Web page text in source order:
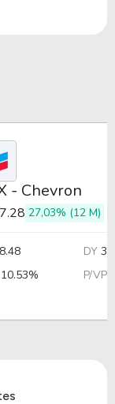
- Chevron
27,03% (12 M)
DY
10.53% P/VP